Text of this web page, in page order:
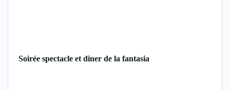
Soirée spectacle et diner de la fantasia